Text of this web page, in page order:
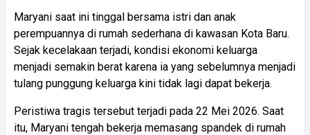
Maryani saat ini tinggal bersama istri dan anak
perempuannya di rumah sederhana di kawasan Kota Baru.
Sejak kecelakaan terjadi, kondisi ekonomi keluarga
menjadi semakin berat karena ia yang sebelumnya menjadi
tulang punggung keluarga kini tidak lagi dapat bekerja.
Peristiwa tragis tersebut terjadi pada 22 Mei 2026. Saat
itu, Maryani tengah bekerja memasang spandek di rumah